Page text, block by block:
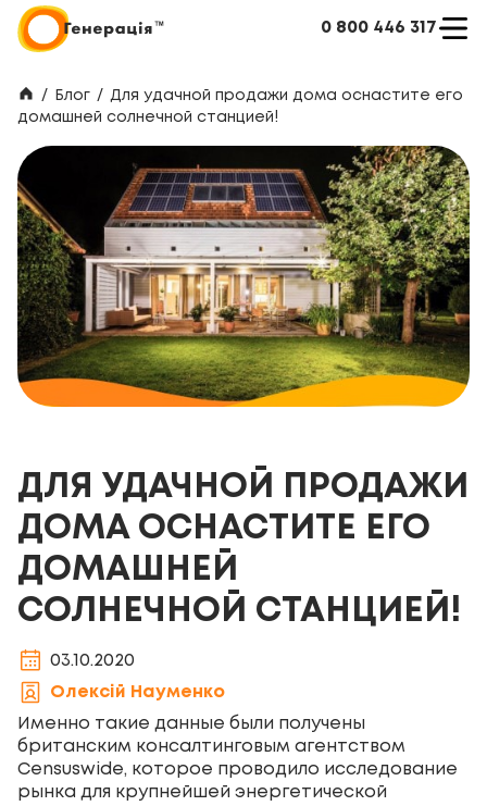
0 800 446 317
/ Блог /
Для удачной продажи дома оснастите его
домашней солнечной станцией!
ДЛЯ УДАЧНОЙ ПРОДАЖИ
ДОМА ОСНАСТИТЕ ЕГО
ДОМАШНЕЙ
СОЛНЕЧНОЙ СТАНЦИЕЙ!
03.10.2020
Олексій Науменко
Именно такие данные были получены
британским консалтинговым агентством
Censuswide, которое проводило исследование
рынка для крупнейшей энергетической